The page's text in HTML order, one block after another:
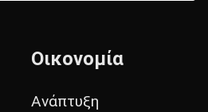
Οικονομία
Ανάπτυξη